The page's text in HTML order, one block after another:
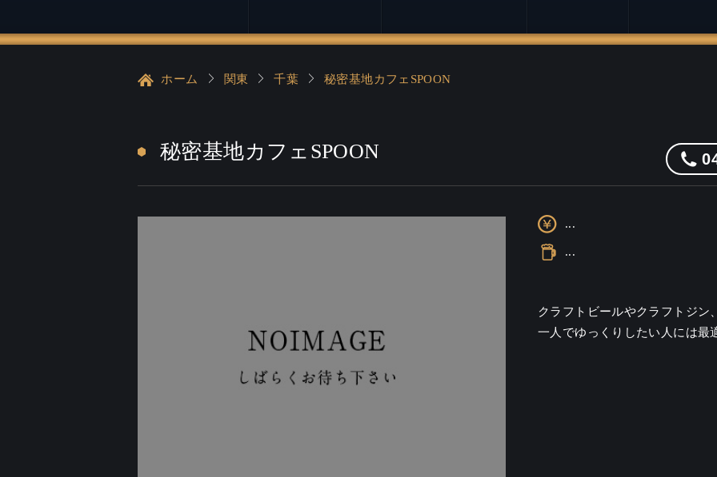
ホーム 関東 千葉 秘密基地カフェSPOON
秘密基地カフェSPOON
...
...
クラフトビールやクラフトジ
一人でゆっくりしたい人には最